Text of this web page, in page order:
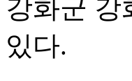
강화군 강
있다.